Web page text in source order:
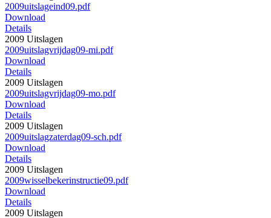
2009uitslageind09.pdf
Download
Details
2009 Uitslagen
2009uitslagvrijdag09-mi.pdf
Download
Details
2009 Uitslagen
2009uitslagvrijdag09-mo.pdf
Download
Details
2009 Uitslagen
2009uitslagzaterdag09-sch.pdf
Download
Details
2009 Uitslagen
2009wisselbekerinstructie09.pdf
Download
Details
2009 Uitslagen